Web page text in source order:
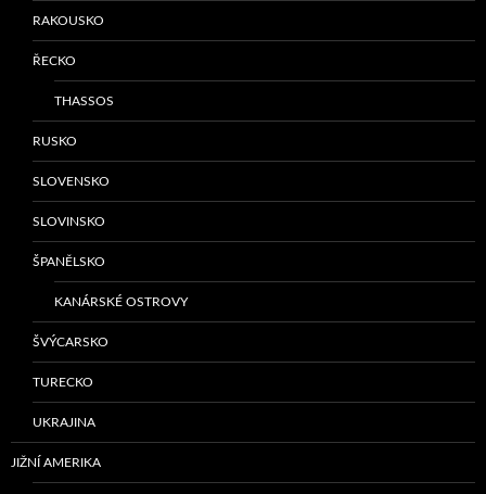
RAKOUSKO
ŘECKO
THASSOS
RUSKO
SLOVENSKO
SLOVINSKO
ŠPANĚLSKO
KANÁRSKÉ OSTROVY
ŠVÝCARSKO
TURECKO
UKRAJINA
JIŽNÍ AMERIKA